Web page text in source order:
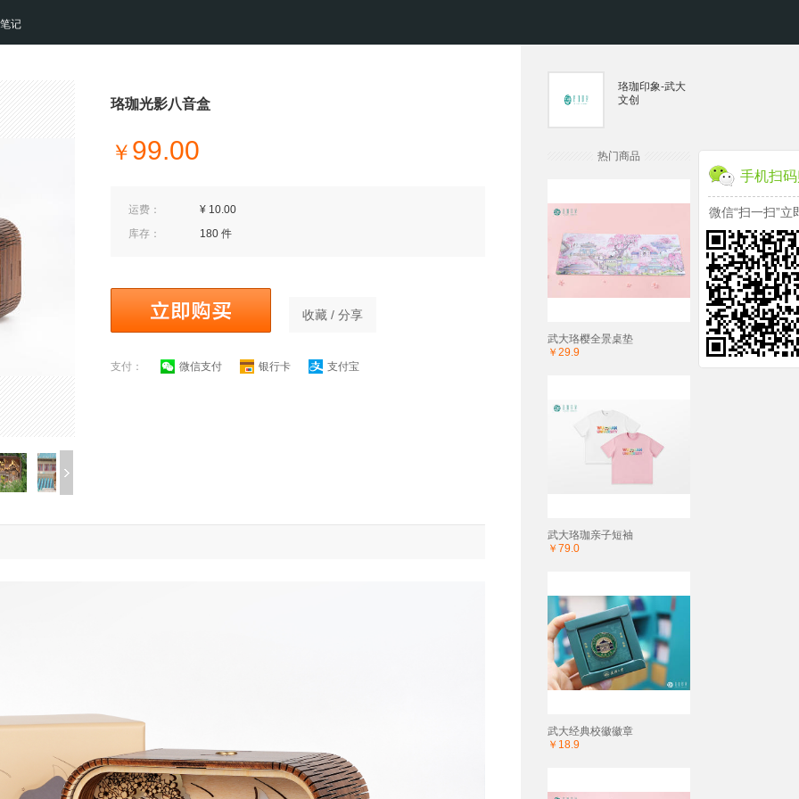
记
珞珈光影八音盒
￥ 99.00
运费：
¥ 10.00
库存：
180 件
收藏 / 分享
支付： 微信支付 银行卡 支付宝
珞珈印象-武大
文创
热门商品
武大珞樱全景桌垫
￥29.9
武大珞珈亲子短袖
￥79.0
武大经典校徽徽章
￥18.9
手机扫
微信“扫一扫”立